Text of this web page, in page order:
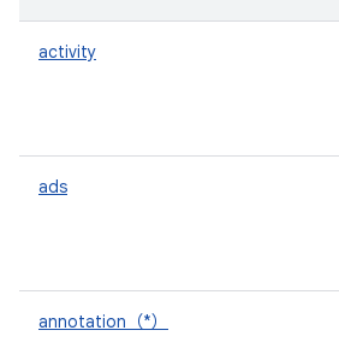
activity
ads
annotation（*）